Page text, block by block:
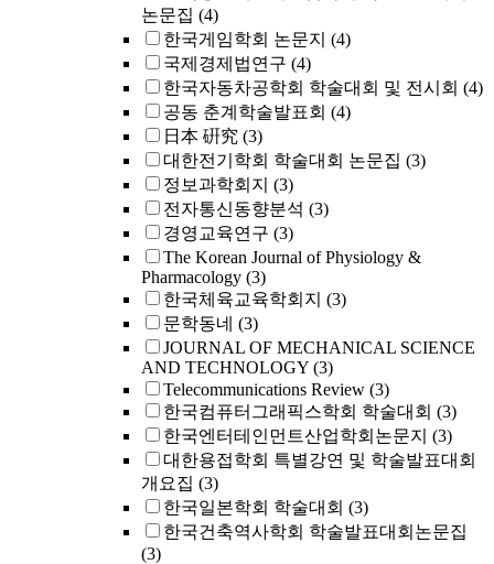
논문집 (4)
한국게임학회 논문지 (4)
국제경제법연구 (4)
한국자동차공학회 학술대회 및 전시회 (4)
공동 춘계학술발표회 (4)
日本 硏究 (3)
대한전기학회 학술대회 논문집 (3)
정보과학회지 (3)
전자통신동향분석 (3)
경영교육연구 (3)
The Korean Journal of Physiology &
Pharmacology (3)
한국체육교육학회지 (3)
문학동네 (3)
JOURNAL OF MECHANICAL SCIENCE
AND TECHNOLOGY (3)
Telecommunications Review (3)
한국컴퓨터그래픽스학회 학술대회 (3)
한국엔터테인먼트산업학회논문지 (3)
대한용접학회 특별강연 및 학술발표대회
개요집 (3)
한국일본학회 학술대회 (3)
한국건축역사학회 학술발표대회논문집
(3)